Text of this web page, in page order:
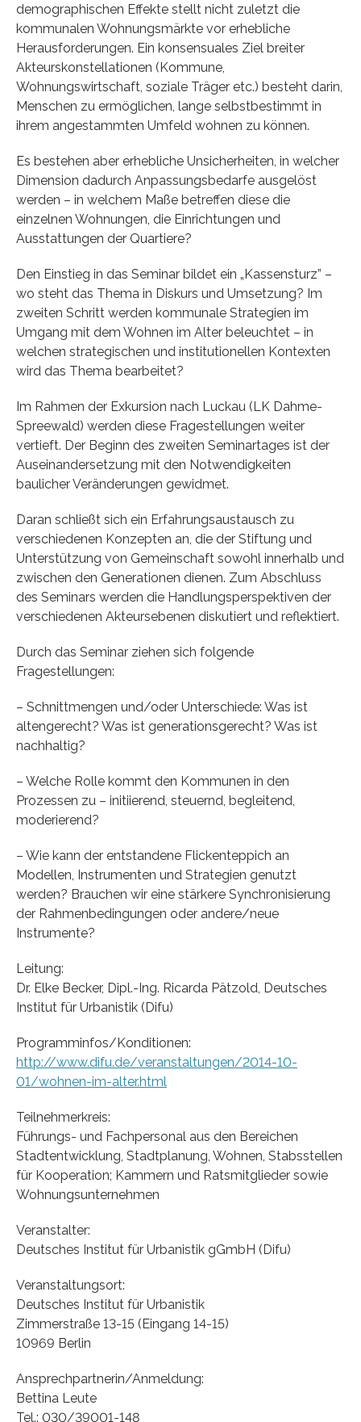
demographischen Effekte stellt nicht zuletzt die
kommunalen Wohnungsmärkte vor erhebliche
Herausforderungen. Ein konsensuales Ziel breiter
Akteurskonstellationen (Kommune,
Wohnungswirtschaft, soziale Träger etc.) besteht darin,
Menschen zu ermöglichen, lange selbstbestimmt in
ihrem angestammten Umfeld wohnen zu können.
Es bestehen aber erhebliche Unsicherheiten, in welcher
Dimension dadurch Anpassungsbedarfe ausgelöst
werden – in welchem Maße betreffen diese die
einzelnen Wohnungen, die Einrichtungen und
Ausstattungen der Quartiere?
Den Einstieg in das Seminar bildet ein „Kassensturz” –
wo steht das Thema in Diskurs und Umsetzung? Im
zweiten Schritt werden kommunale Strategien im
Umgang mit dem Wohnen im Alter beleuchtet – in
welchen strategischen und institutionellen Kontexten
wird das Thema bearbeitet?
Im Rahmen der Exkursion nach Luckau (LK Dahme-
Spreewald) werden diese Fragestellungen weiter
vertieft. Der Beginn des zweiten Seminartages ist der
Auseinandersetzung mit den Notwendigkeiten
baulicher Veränderungen gewidmet.
Daran schließt sich ein Erfahrungsaustausch zu
verschiedenen Konzepten an, die der Stiftung und
Unterstützung von Gemeinschaft sowohl innerhalb und
zwischen den Generationen dienen. Zum Abschluss
des Seminars werden die Handlungsperspektiven der
verschiedenen Akteursebenen diskutiert und reflektiert.
Durch das Seminar ziehen sich folgende
Fragestellungen:
– Schnittmengen und/oder Unterschiede: Was ist
altengerecht? Was ist generationsgerecht? Was ist
nachhaltig?
– Welche Rolle kommt den Kommunen in den
Prozessen zu – initiierend, steuernd, begleitend,
moderierend?
– Wie kann der entstandene Flickenteppich an
Modellen, Instrumenten und Strategien genutzt
werden? Brauchen wir eine stärkere Synchronisierung
der Rahmenbedingungen oder andere/neue
Instrumente?
Leitung:
Dr. Elke Becker, Dipl.-Ing. Ricarda Pätzold, Deutsches
Institut für Urbanistik (Difu)
Programminfos/Konditionen:
http://www.difu.de/veranstaltungen/2014-10-
01/wohnen-im-alter.html
Teilnehmerkreis:
Führungs- und Fachpersonal aus den Bereichen
Stadtentwicklung, Stadtplanung, Wohnen, Stabsstellen
für Kooperation; Kammern und Ratsmitglieder sowie
Wohnungsunternehmen
Veranstalter:
Deutsches Institut für Urbanistik gGmbH (Difu)
Veranstaltungsort:
Deutsches Institut für Urbanistik
Zimmerstraße 13-15 (Eingang 14-15)
10969 Berlin
Ansprechpartnerin/Anmeldung:
Bettina Leute
Tel.: 030/39001-148